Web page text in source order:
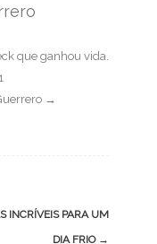
que ganhou vida.
→
INCRÍVEIS PARA UM
DIA FRIO →